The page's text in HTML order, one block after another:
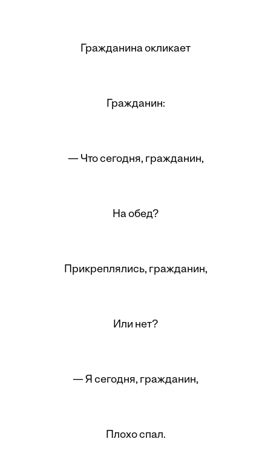
Гражданина окликает
Гражданин:
— Что сегодня, гражданин,
На обед?
Прикреплялись, гражданин,
Или нет?
— Я сегодня, гражданин,
Плохо спал.